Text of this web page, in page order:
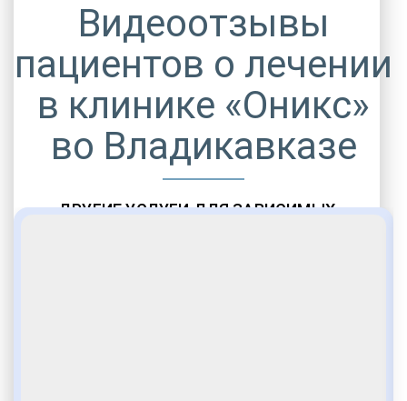
ДРУГИЕ УСЛУГИ ДЛЯ ЗАВИСИМЫХ
Видеоотзывы
пациентов о лечении
в клинике «Оникс»
во Владикавказе